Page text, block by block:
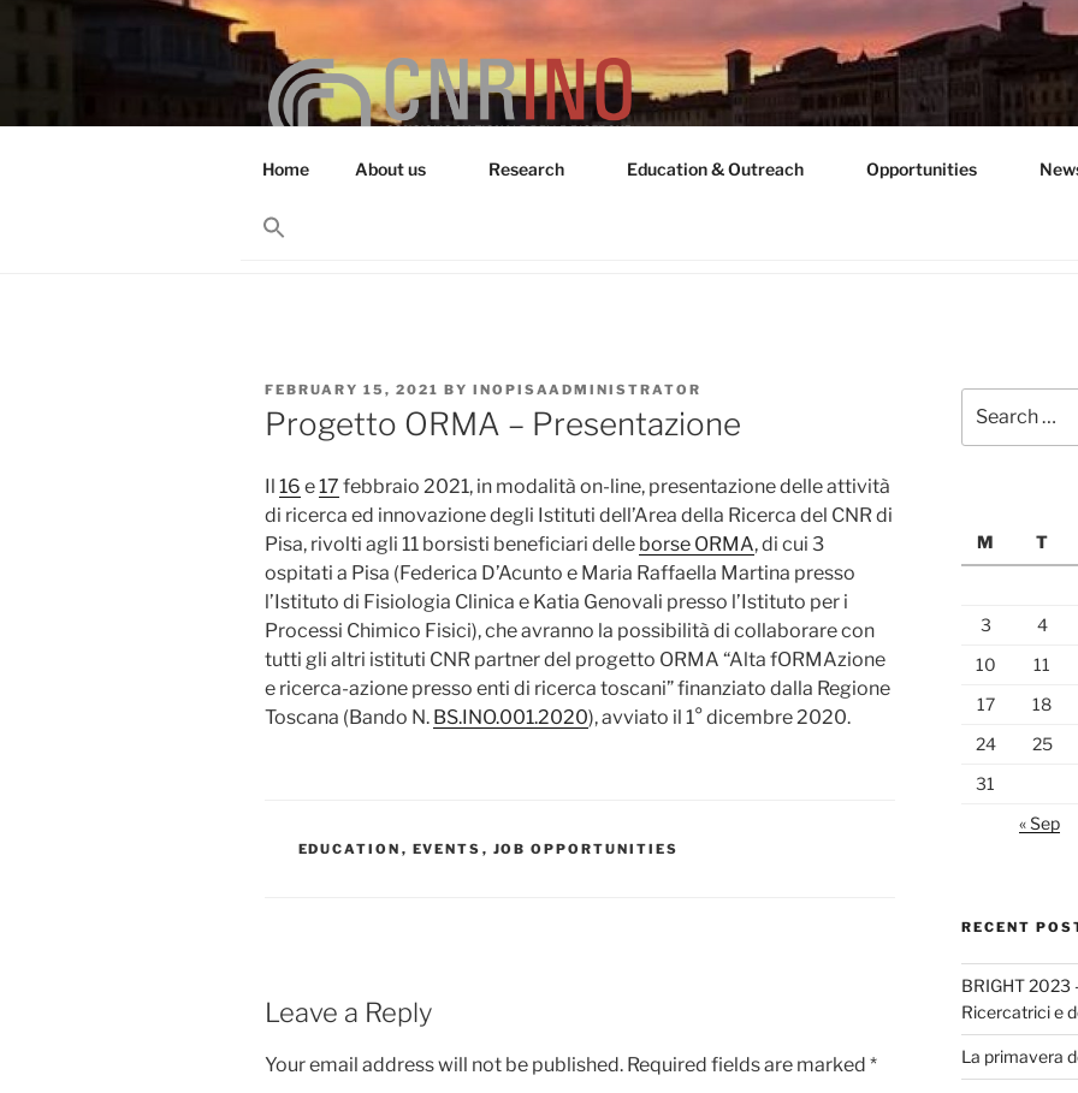
RESEARCH UNIT "ADRIANO
Home About us Research Education & Outreach Opportunities
POSTED
ON
FEBRUARY 15, 2021 BY INOPISAADMINISTRATOR
Progetto ORMA – Presentazione
Il 16 e17 febbraio 2021, in modalità on-line, presentazione delle attività
di ricerca ed innovazione degli Istituti dell’Area della Ricerca del CNR di
Pisa, rivolti agli 11 borsisti beneficiari delle borse ORMA, di cui 3
ospitati a Pisa (Federica D’Acunto e Maria Raffaella Martina presso
l’Istituto di Fisiologia Clinica e Katia Genovali presso l’Istituto per i
Processi Chimico Fisici), che avranno la possibilità di collaborare con
tutti gli altri istituti CNR partner del progetto ORMA “Alta fORMAzione
e ricerca-azione presso enti di ricerca toscani” finanziato dalla Regione
Toscana (Bando N. BS.INO.001.2020), avviato il 1° dicembre 2020.
CATEGORIES
EDUCATION , EVENTS , JOB OPPORTUNITIES
Leave a Reply
Your email address will not be published. Required fields are marked *
for:
M
T
3
4
10
11
17
18
24
25
31
« Sep
RECENT
BRIGHT 2023
Ricercatrici e
La primavera